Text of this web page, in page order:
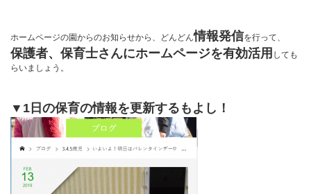
ホームページの園からのお知らせから、どんどん情報発信を行って、
保護者、保育士さんにホームページを有効活用 しても
らいましょう。
▼1日の保育の情報を更新するもよし！